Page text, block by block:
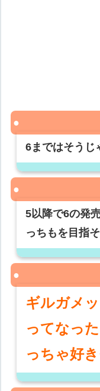
6まではそうじ
5以降で6の発
っちもを目指
ギルガメ
ってなっ
っちゃ好